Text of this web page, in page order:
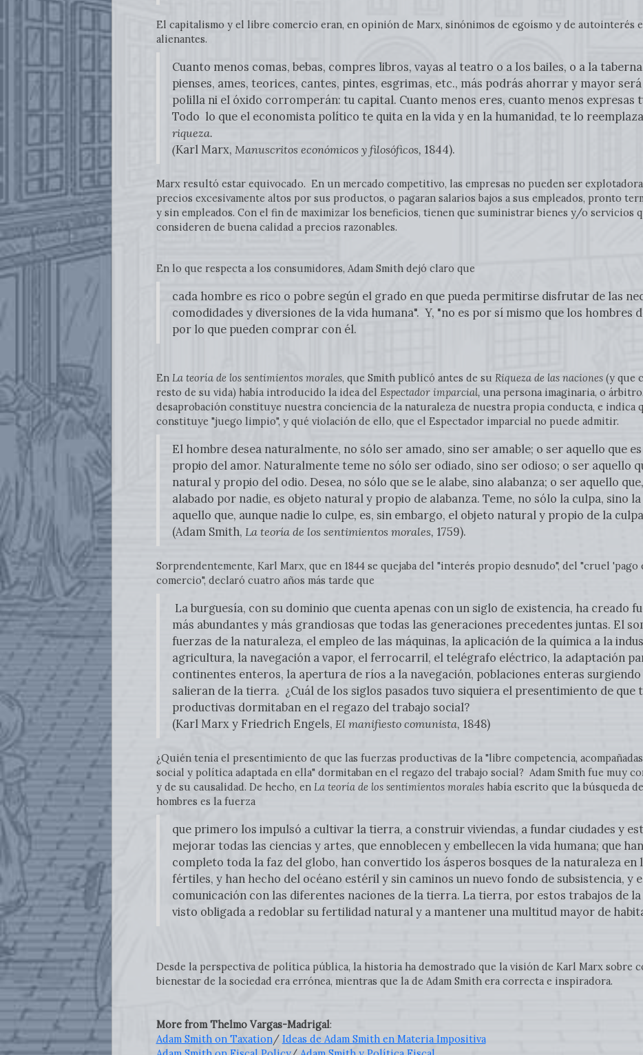
El capitalismo y el libre comercio eran, en opinión de Marx, sinónimos de egoísmo y de autointerés
alienantes.
Cuanto menos comas, bebas, compres libros, vayas al teatro o a los bailes, o a la
pienses, ames, teorices, cantes, pintes, esgrimas, etc., más podrás ahorrar y mayor
polilla ni el óxido corromperán: tu capital. Cuanto menos eres, cuanto menos expresas
Todo lo que el economista político te quita en la vida y en la humanidad, te lo
riqueza.
(Karl Marx, Manuscritos económicos y filosóficos, 1844).
Marx resultó estar equivocado. En un mercado competitivo, las empresas no pueden ser
precios excesivamente altos por sus productos, o pagaran salarios bajos a sus empleados, pronto
y sin empleados. Con el fin de maximizar los beneficios, tienen que suministrar bienes y/o servicios
consideren de buena calidad a precios razonables.
En lo que respecta a los consumidores, Adam Smith dejó claro que
cada hombre es rico o pobre según el grado en que pueda permitirse disfrutar de las
comodidades y diversiones de la vida humana". Y, "no es por sí mismo que los hombres
por lo que pueden comprar con él.
En La teoría de los sentimientos morales, que Smith publicó antes de su Riqueza de las naciones (y que
resto de su vida) había introducido la idea del Espectador imparcial, una persona imaginaria, o
desaprobación constituye nuestra conciencia de la naturaleza de nuestra propia conducta, e indica
constituye "juego limpio", y qué violación de ello, que el Espectador imparcial no puede admitir.
El hombre desea naturalmente, no sólo ser amado, sino ser amable; o ser aquello que
propio del amor. Naturalmente teme no sólo ser odiado, sino ser odioso; o ser aquello
natural y propio del odio. Desea, no sólo que se le alabe, sino alabanza; o ser aquello
alabado por nadie, es objeto natural y propio de alabanza. Teme, no sólo la culpa, sino
aquello que, aunque nadie lo culpe, es, sin embargo, el objeto natural y propio de la
(Adam Smith, La teoría de los sentimientos morales, 1759).
Sorprendentemente, Karl Marx, que en 1844 se quejaba del "interés propio desnudo", del "cruel
comercio", declaró cuatro años más tarde que
La burguesía, con su dominio que cuenta apenas con un siglo de existencia, ha creado
más abundantes y más grandiosas que todas las generaciones precedentes juntas. El
fuerzas de la naturaleza, el empleo de las máquinas, la aplicación de la química a la
agricultura, la navegación a vapor, el ferrocarril, el telégrafo eléctrico, la adaptación
continentes enteros, la apertura de ríos a la navegación, poblaciones enteras
salieran de la tierra. ¿Cuál de los siglos pasados tuvo siquiera el presentimiento de que
productivas dormitaban en el regazo del trabajo social?
(Karl Marx y Friedrich Engels, El manifiesto comunista, 1848)
¿Quién tenía el presentimiento de que las fuerzas productivas de la "libre competencia,
social y política adaptada en ella" dormitaban en el regazo del trabajo social? Adam Smith fue muy
y de su causalidad. De hecho, en La teoría de los sentimientos moraleshabía escrito que la búsqueda
hombres es la fuerza
que primero los impulsó a cultivar la tierra, a construir viviendas, a fundar ciudades y
mejorar todas las ciencias y artes, que ennoblecen y embellecen la vida humana; que
completo toda la faz del globo, han convertido los ásperos bosques de la naturaleza en
fértiles, y han hecho del océano estéril y sin caminos un nuevo fondo de subsistencia, y
comunicación con las diferentes naciones de la tierra. La tierra, por estos trabajos de la
visto obligada a redoblar su fertilidad natural y a mantener una multitud mayor de
Desde la perspectiva de política pública, la historia ha demostrado que la visión de Karl Marx sobre
bienestar de la sociedad era errónea, mientras que la de Adam Smith era correcta e inspiradora.
More from Thelmo Vargas-Madrigal:
Adam Smith on Taxation/ Ideas de Adam Smith en Materia Impositiva